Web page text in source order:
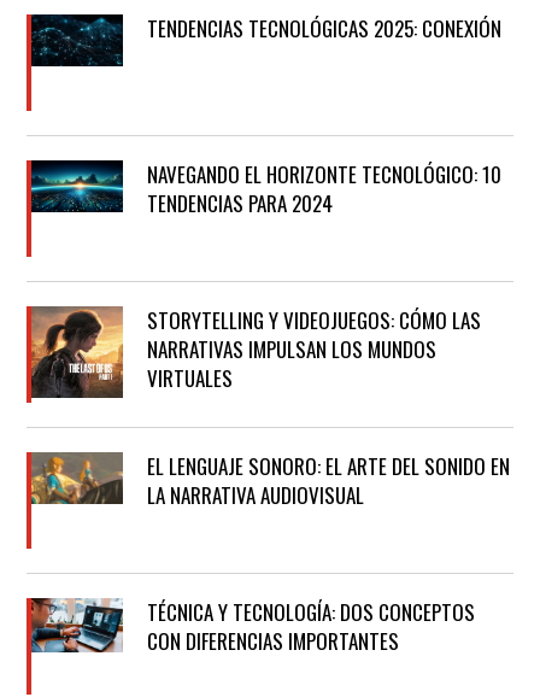
TENDENCIAS TECNOLÓGICAS 2025: CONEXIÓN
NAVEGANDO EL HORIZONTE TECNOLÓGICO: 10
TENDENCIAS PARA 2024
STORYTELLING Y VIDEOJUEGOS: CÓMO LAS
NARRATIVAS IMPULSAN LOS MUNDOS
VIRTUALES
EL LENGUAJE SONORO: EL ARTE DEL SONIDO EN
LA NARRATIVA AUDIOVISUAL
TÉCNICA Y TECNOLOGÍA: DOS CONCEPTOS
CON DIFERENCIAS IMPORTANTES